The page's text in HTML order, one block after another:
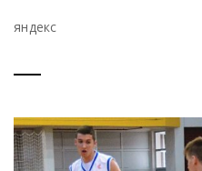
яндекс